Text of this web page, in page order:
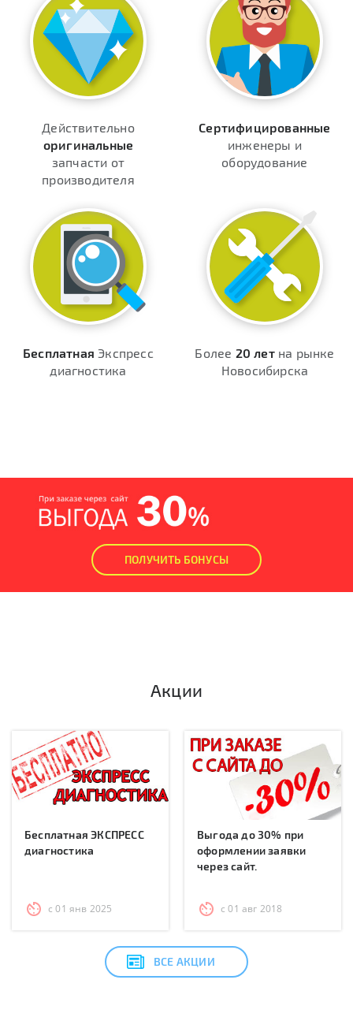
Действительно
оригинальные
запчасти от
производителя
Сертифицированные
инженеры и
оборудование
Бесплатная Экспресс
диагностика
Более 20 летна рынке
Новосибирска
ПОЛУЧИТЬ БОНУСЫ
Акции
Бесплатная ЭКСПРЕСС
диагностика
с 01 янв 2025
Выгода до 30% при
оформлении заявки
через сайт.
с 01 авг 2018
ВСЕ АКЦИИ